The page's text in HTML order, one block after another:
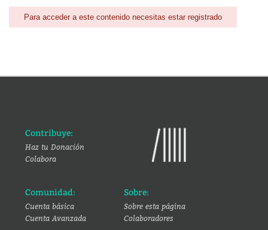
Para acceder a este contenido necesitas estar registrado
Contribuye:
Haz tu Donación
Colabora
Comunidad:
Cuenta básica
Cuenta Avanzada
Sobre:
Sobre esta página
Colaboradores